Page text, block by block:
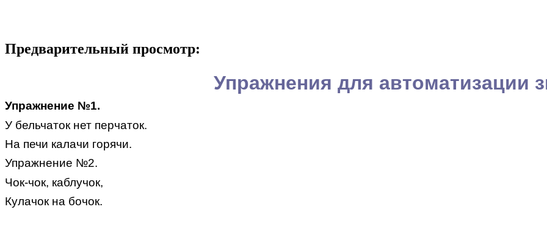
Предварительный просмотр:
Упражнения для автоматизации
Упражнение №1.
У бельчаток нет перчаток.
На печи калачи горячи.
Упражнение №2.
Чок-чок, каблучок,
Кулачок на бочок.